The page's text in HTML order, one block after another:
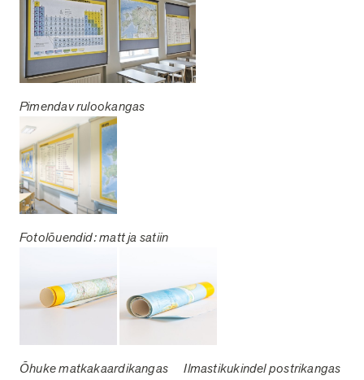
Pimendav rulookangas
Fotolõuendid: matt ja satiin
Õhuke matkakaardikangasIlmastikukindel postrikangas